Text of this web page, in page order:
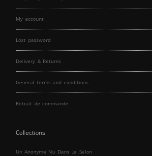
My account
Lost password
Delivery & Returns
General terms and conditions
Retrait de commande
Collections
Un Anonyme Nu Dans Le Salon